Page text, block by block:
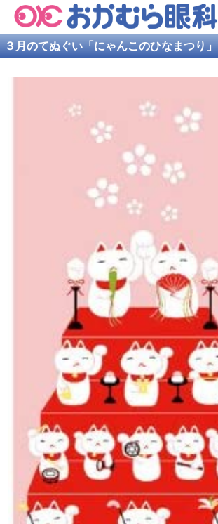
３月のてぬぐい「にゃんこのひなまつり」